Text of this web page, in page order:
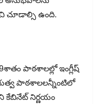
చూడాల్సి ఉంది.
పాఠశాలల్లో ఇంగ్లీష్
పాఠశాలలన్నీంటిలో
కేబినేట్ నిర్ణయం